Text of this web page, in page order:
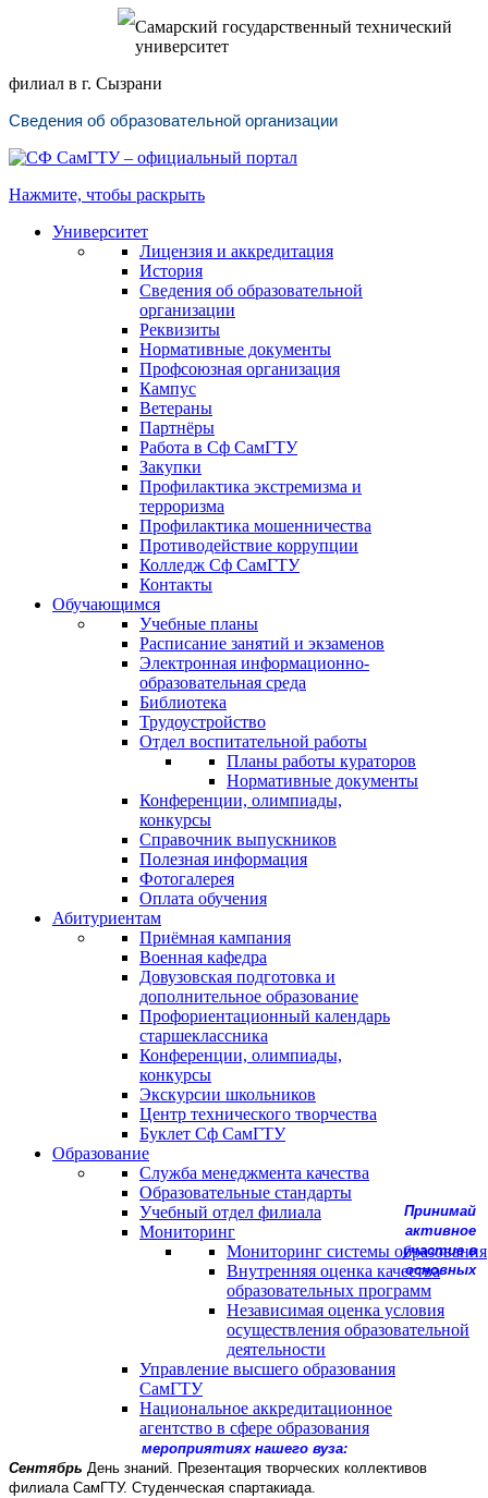
Самарский государственный технический
университет
филиал в г. Сызрани
Сведения об образовательной организации
Нажмите, чтобы раскрыть
Университет
Лицензия и аккредитация
История
Сведения об образовательной
организации
Реквизиты
Нормативные документы
Профсоюзная организация
Кампус
Ветераны
Партнёры
Работа в Сф СамГТУ
Закупки
Профилактика экстремизма и
терроризма
Профилактика мошенничества
Противодействие коррупции
Колледж Сф СамГТУ
Контакты
Обучающимся
Учебные планы
Расписание занятий и экзаменов
Электронная информационно-
образовательная среда
Библиотека
Трудоустройство
Отдел воспитательной работы
Планы работы кураторов
Нормативные документы
Конференции, олимпиады,
конкурсы
Справочник выпускников
Полезная информация
Фотогалерея
Оплата обучения
Абитуриентам
Приёмная кампания
Военная кафедра
Довузовская подготовка и
дополнительное образование
Профориентационный календарь
старшеклассника
Конференции, олимпиады,
конкурсы
Экскурсии школьников
Центр технического творчества
Буклет Сф СамГТУ
Образование
Служба менеджмента качества
Образовательные стандарты
Учебный отдел филиала
Мониторинг
Мониторинг системы образования
Внутренняя оценка качества
образовательных программ
Независимая оценка условия
осуществления образовательной
деятельности
Управление высшего образования
СамГТУ
Национальное аккредитационное
агентство в сфере образования
Принимай
активное
участие в
основных
мероприятиях нашего вуза:
Сентябрь День знаний. Презентация творческих коллективов
филиала СамГТУ. Студенческая спартакиада.